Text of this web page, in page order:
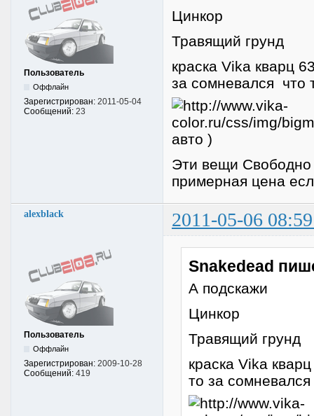
Пользователь
Оффлайн
Зарегистрирован: 2011-05-04
Сообщений: 23
Цинкор
Травящий грунд
краска Vika кварц
за сомневался что
авто )
Эти вещи Свободно
примерная цена
alexblack 2011-05-06
Пользователь
Оффлайн
Зарегистрирован: 2009-10-28
Сообщений: 419
Snakedead
А подскажи
Цинкор
Травящий грунд
краска Vika
то за